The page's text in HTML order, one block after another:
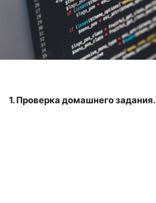
1. Проверка домашнего задания.